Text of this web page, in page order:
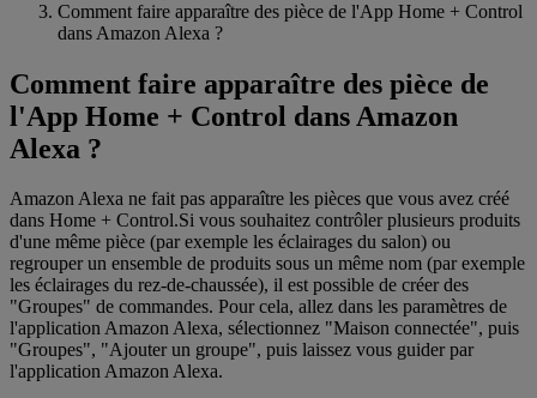
Comment faire apparaître des pièce de l'App Home + Control
dans Amazon Alexa ?
Comment faire apparaître des pièce de
l'App Home + Control dans Amazon
Alexa ?
Amazon Alexa ne fait pas apparaître les pièces que vous avez créé
dans Home + Control.Si vous souhaitez contrôler plusieurs produits
d'une même pièce (par exemple les éclairages du salon) ou
regrouper un ensemble de produits sous un même nom (par exemple
les éclairages du rez-de-chaussée), il est possible de créer des
"Groupes" de commandes. Pour cela, allez dans les paramètres de
l'application Amazon Alexa, sélectionnez "Maison connectée", puis
"Groupes", "Ajouter un groupe", puis laissez vous guider par
l'application Amazon Alexa.